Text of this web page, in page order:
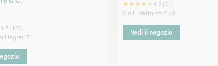
4.8 (102)
Flegrei 17
★★★★
4.2 (31)
Via F. Petrarca 81/d
Vedi il negozio